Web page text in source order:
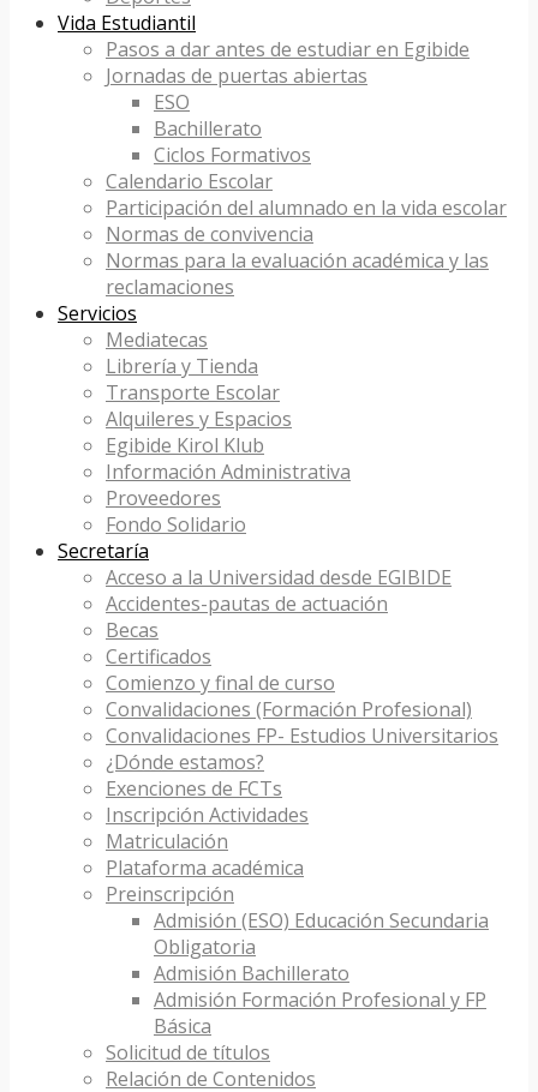
Vida Estudiantil
Pasos a dar antes de estudiar en Egibide
Jornadas de puertas abiertas
ESO
Bachillerato
Ciclos Formativos
Calendario Escolar
Participación del alumnado en la vida escolar
Normas de convivencia
Normas para la evaluación académica y las
reclamaciones
Servicios
Mediatecas
Librería y Tienda
Transporte Escolar
Alquileres y Espacios
Egibide Kirol Klub
Información Administrativa
Proveedores
Fondo Solidario
Secretaría
Acceso a la Universidad desde EGIBIDE
Accidentes-pautas de actuación
Becas
Certificados
Comienzo y final de curso
Convalidaciones (Formación Profesional)
Convalidaciones FP- Estudios Universitarios
¿Dónde estamos?
Exenciones de FCTs
Inscripción Actividades
Matriculación
Plataforma académica
Preinscripción
Admisión (ESO) Educación Secundaria
Obligatoria
Admisión Bachillerato
Admisión Formación Profesional y FP
Básica
Solicitud de títulos
Relación de Contenidos